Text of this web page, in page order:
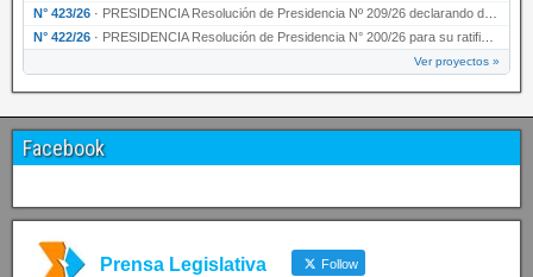
N° 423/26 · PRESIDENCIA Resolución de Presidencia Nº 209/26 declarando de interés provincial la presen…
N° 422/26 · PRESIDENCIA Resolución de Presidencia N° 200/26 para su ratificación.
Ver proyectos »
Facebook
Prensa Legislativa Follow